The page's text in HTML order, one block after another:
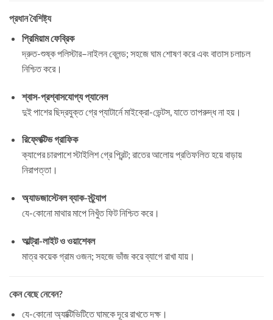
প্রধান বৈশিষ্ট্য
প্রিমিয়াম ফেব্রিক
দ্রুত-শুষ্ক পলিস্টার–নাইলন ব্লেন্ড; সহজে ঘাম শোষণ করে এবং বাতাস চলাচল
নিশ্চিত করে।
শ্বাস-প্রশ্বাসযোগ্য প্যানেল
দুই পাশের ছিদ্রযুক্ত গ্রে প্যাটার্নে মাইক্রো-ভেন্টস, যাতে তাপরুদ্ধ না হয়।
রিফ্লেক্টিভ গ্রাফিক
ক্যাপের চারপাশে স্টাইলিশ গ্রে প্রিন্ট; রাতের আলোয় প্রতিফলিত হয়ে বাড়ায়
নিরাপত্তা।
অ্যাডজাস্টেবল ব্যাক-স্ট্র্যাপ
যে-কোনো মাথার মাপে নিখুঁত ফিট নিশ্চিত করে।
আল্ট্রা-লাইট ও ওয়াশেবল
মাত্র কয়েক গ্রাম ওজন; সহজে ভাঁজ করে ব্যাগে রাখা যায়।
কেন বেছে নেবেন?
যে-কোনো অ্যাক্টিভিটিতে ঘামকে দূরে রাখতে দক্ষ।